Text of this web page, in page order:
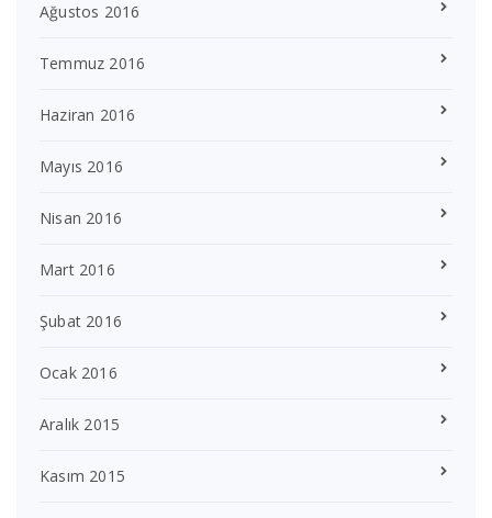
Ağustos 2016
Temmuz 2016
Haziran 2016
Mayıs 2016
Nisan 2016
Mart 2016
Şubat 2016
Ocak 2016
Aralık 2015
Kasım 2015